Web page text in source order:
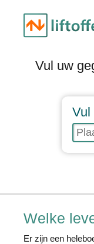
Vul uw
Vul
Welke
Er zijn een